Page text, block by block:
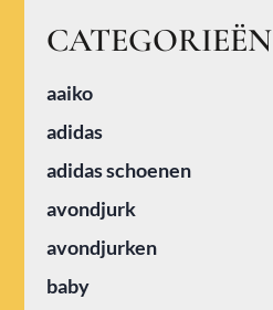
CATEGORIEËN
aaiko
adidas
adidas schoenen
avondjurk
avondjurken
baby